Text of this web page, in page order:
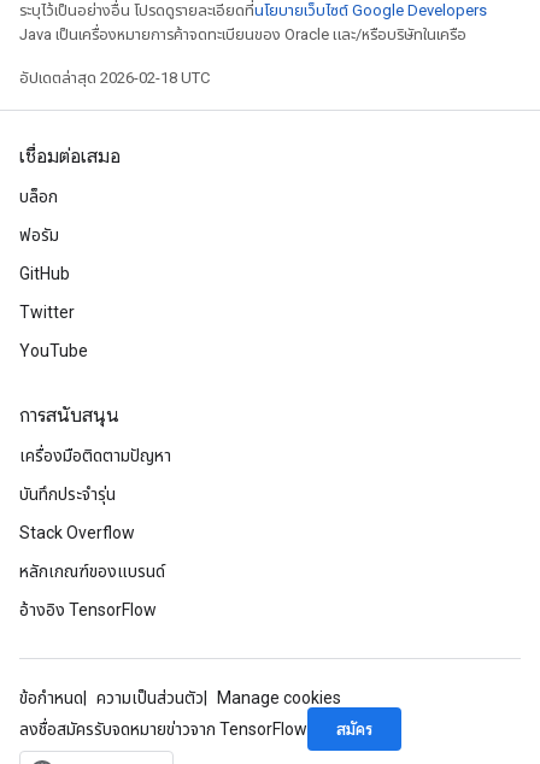
ระบุไว้เป็นอย่างอื่น โปรดดูรายละเอียดที่นโยบายเว็บไซต์ Google Developers
Java เป็นเครื่องหมายการค้าจดทะเบียนของ Oracle และ/หรือบริษัทในเครือ
อัปเดตล่าสุด 2026-02-18 UTC
เชื่อมต่อเสมอ
บล็อก
ฟอรัม
GitHub
Twitter
YouTube
การสนับสนุน
เครื่องมือติดตามปัญหา
บันทึกประจำรุ่น
Stack Overflow
หลักเกณฑ์ของแบรนด์
อ้างอิง TensorFlow
ข้อกำหนด ความเป็นส่วนตัว
Manage cookies
ลงชื่อสมัครรับจดหมายข่าวจาก TensorFlow
สมัคร